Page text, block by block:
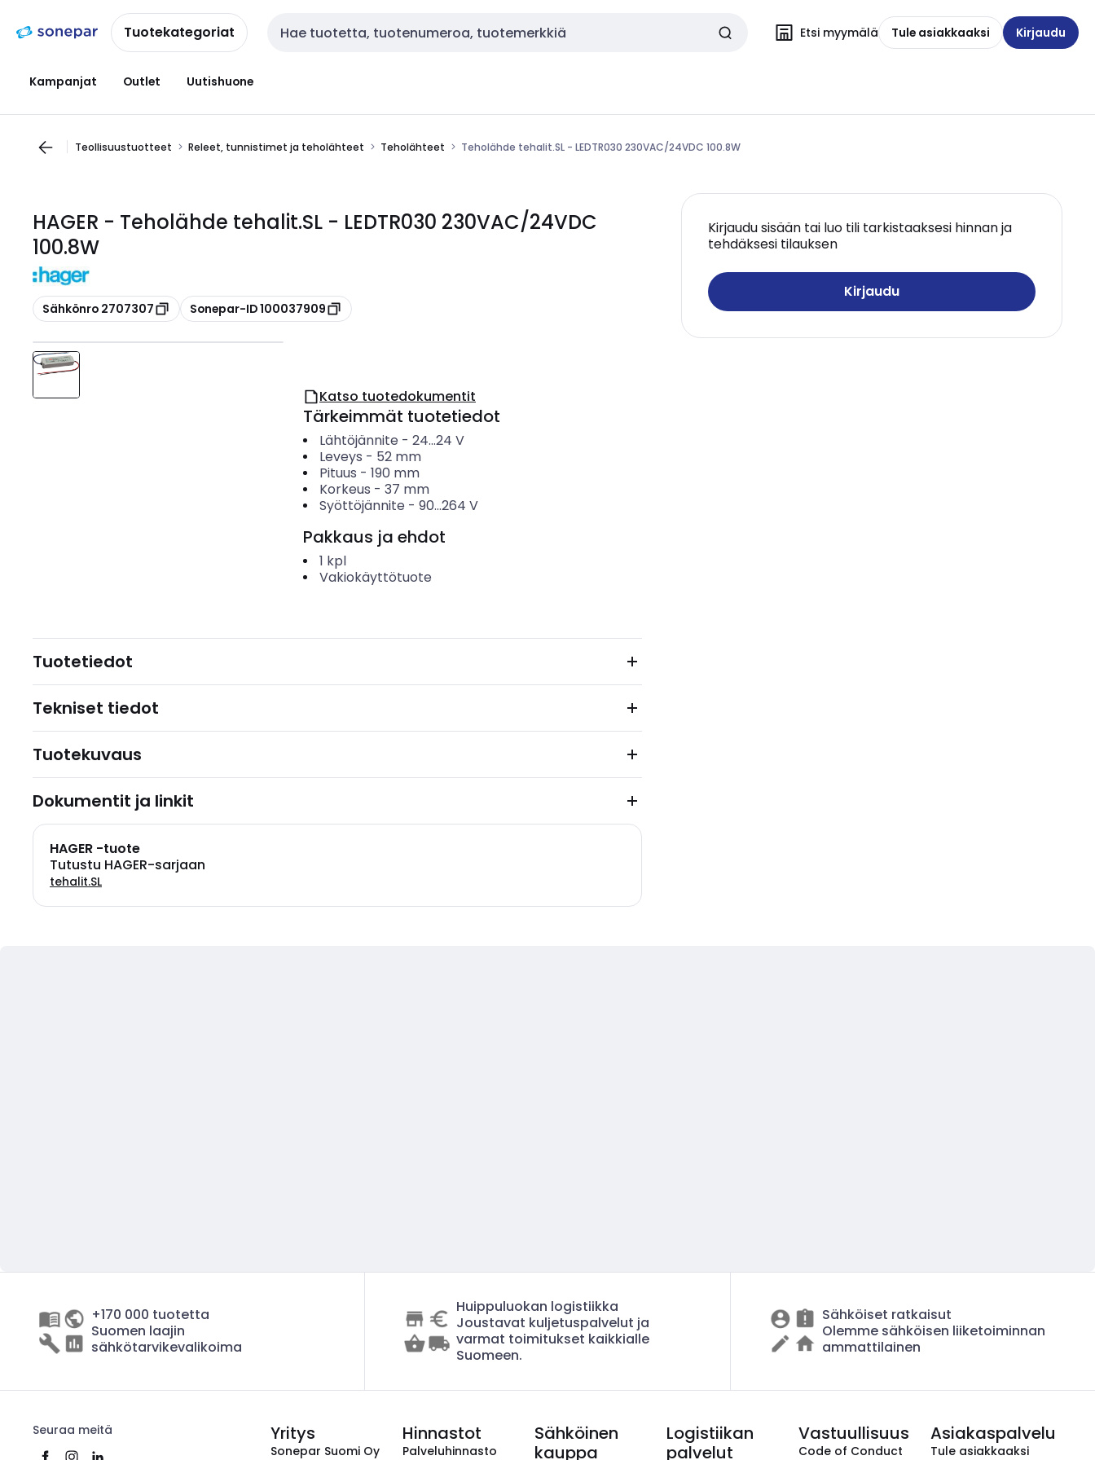
navigointiinsisältöönTuotekategoriat Haku Etsi myymälä Tule asiakkaaksi Kirjaudu
Kampanjat Outlet Uutishuone
Teollisuustuotteet Releet, tunnistimet ja teholähteet Teholähteet Teholähde tehalit.SL - LEDTR030 230VAC/24VDC 100.8W
HAGER - Teholähde tehalit.SL - LEDTR030 230VAC/24VDC
100.8W
Kopioi
Sähkönro 2707307 Kopioi
Sonepar-ID 100037909
Kirjaudu sisään tai luo tili tarkistaaksesi hinnan ja
tehdäksesi tilauksen
Kirjaudu
Katso tuotedokumentit
Tärkeimmät tuotetiedot
Lähtöjännite - 24...24 V
Leveys - 52 mm
Pituus - 190 mm
Korkeus - 37 mm
Syöttöjännite - 90...264 V
Pakkaus ja ehdot
1 kpl
Vakiokäyttötuote
Tuotetiedot
Tekniset tiedot
Tuotekuvaus
Dokumentit ja linkit
HAGER -tuote
Tutustu HAGER-sarjaan
tehalit.SL
+170 000 tuotetta
Suomen laajin
sähkötarvikevalikoima
Huippuluokan logistiikka
Joustavat kuljetuspalvelut ja
varmat toimitukset kaikkialle
Suomeen.
Sähköiset ratkaisut
Olemme sähköisen liiketoiminnan
ammattilainen
Seuraa meitä Yritys
Sonepar Suomi Oy
Hinnastot
Palveluhinnasto
Sähköinen
kauppa
Logistiikan
palvelut
Vastuullisuus
Code of Conduct
Asiakaspalvelu
Tule asiakkaaksi